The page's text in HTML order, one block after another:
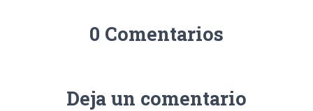
0 Comentarios
Deja un comentario